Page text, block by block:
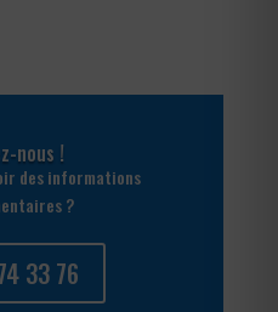
nous !
des informations
?
33 76